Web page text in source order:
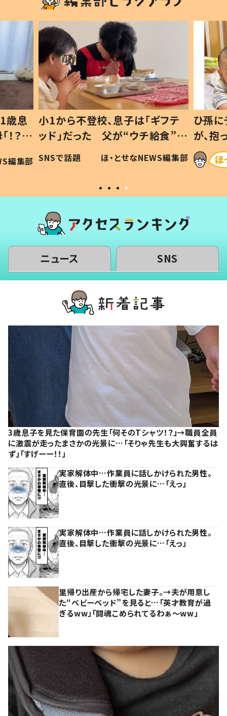
フテ
食”を
編集部
ひ孫にデレデレな80歳じいじ
が、抱っこすると…ひ孫の反応に
「涙が出ました」「可愛くて仕方な
い」
ほ・とせなNEWS編集部
ニュース SNS
3歳息子を見た保育園の先生「何そのTシャツ！？」→職員全員
に激震が走ったまさかの光景に…「そりゃ先生も大興奮するは
ず」「すげーー！！」
実家解体中…作業員に話しかけられた男性。
直後、目撃した衝撃の光景に…「えっ」
実家解体中…作業員に話しかけられた男性。
直後、目撃した衝撃の光景に…「えっ」
里帰り出産から帰宅した妻子。→夫が用意し
た“ベビーベッド”を見ると…「英才教育が過
ぎるww」「闘魂こめられてるわぁ～ww」